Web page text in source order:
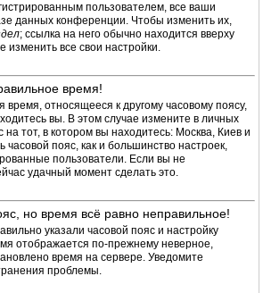
пользователем, все ваши
данных конференции. Чтобы изменить их,
; ссылка на него обычно находится вверху
все свои настройки.
время!
время, относящееся к другому часовому поясу,
вы. В этом случае измените в личных
на тот, в котором вы находитесь: Москва, Киев и
часовой пояс, как и большинство настроек,
пользователи. Если вы не
удачный момент сделать это.
но время всё равно неправильное!
указали часовой пояс и настройку
отображается по-прежнему неверное,
время на сервере. Уведомите
проблемы.